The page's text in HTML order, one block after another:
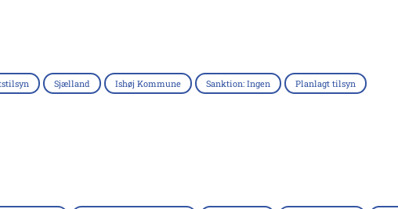
Sjælland Ishøj Kommune Sanktion: Ingen Planlagt tilsyn